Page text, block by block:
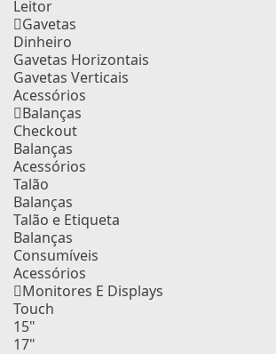
Leitor
Gavetas
Dinheiro
Gavetas Horizontais
Gavetas Verticais
Acessórios
Balanças
Checkout
Balanças
Acessórios
Talão
Balanças
Talão e Etiqueta
Balanças
Consumíveis
Acessórios
Monitores E Displays
Touch
15"
17"